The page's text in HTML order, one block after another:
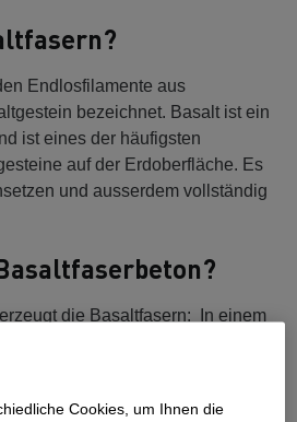
Endlosfilamente aus
bezeichnet. Basalt ist ein
ist eines der häufigsten
auf der Erdoberfläche. Es
und ausserdem vollständig
die Basaltfasern: In einem
wird, dadurch gewinnt
Cookies, um Ihnen die